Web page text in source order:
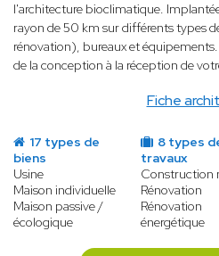
Fiche
l'architecture bioclimatique.
rayon de 50 km sur différents types
rénovation), bureaux et
de la conception à la réception de
17 types de
biens
Usine
Maison individuelle
Maison passive /
écologique
8 types
travaux
Construction
Rénovation
Rénovation
énergétique